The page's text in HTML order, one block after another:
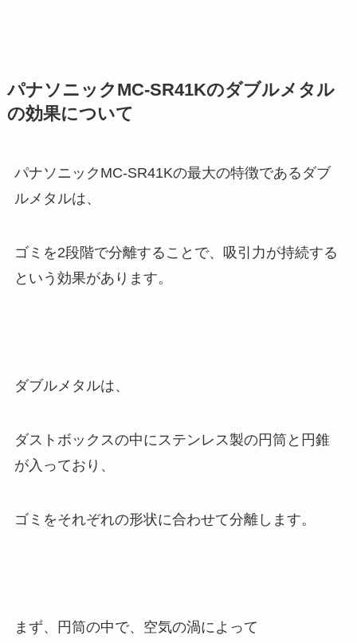
パナソニックMC-SR41Kのダブルメタル
の効果について
パナソニックMC-SR41Kの最大の特徴であるダブ
ルメタルは、
ゴミを2段階で分離することで、吸引力が持続する
という効果があります。
ダブルメタルは、
ダストボックスの中にステンレス製の円筒と円錐
が入っており、
ゴミをそれぞれの形状に合わせて分離します。
まず、円筒の中で、空気の渦によって